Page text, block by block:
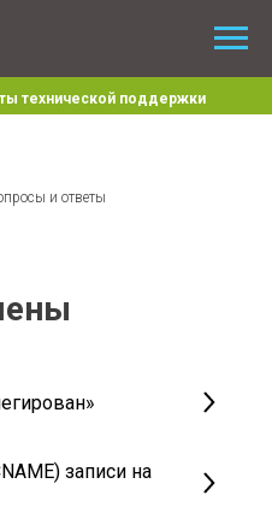
технической поддержки
и ответы
записи на